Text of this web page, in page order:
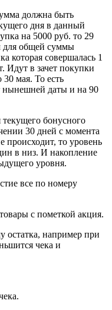
должна быть
дня в данный
на 5000 руб. то 29
для общей суммы
которая совершалась 1
Идут в зачет покупки
мая. То есть
нынешней даты и на 90
бонусного
30 дней с момента
происходит, то уровень
в низ. И накопление
уровня.
все по номеру
с пометкой акция.
остатка, например при
чека и